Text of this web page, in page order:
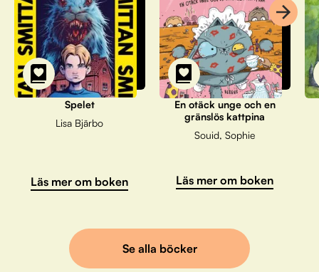
Spelet
Lisa Bjärbo
Läs mer om boken
En otäck unge och en
gränslös kattpina
Souid, Sophie
Läs mer om boken
Se alla böcker